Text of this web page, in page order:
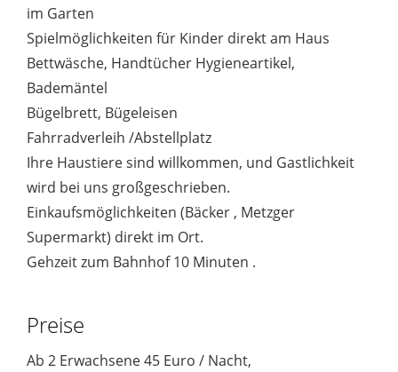
im Garten
Spielmöglichkeiten für Kinder direkt am Haus
Bettwäsche, Handtücher Hygieneartikel,
Bademäntel
Bügelbrett, Bügeleisen
Fahrradverleih /Abstellplatz
Ihre Haustiere sind willkommen, und Gastlichkeit
wird bei uns großgeschrieben.
Einkaufsmöglichkeiten (Bäcker , Metzger
Supermarkt) direkt im Ort.
Gehzeit zum Bahnhof 10 Minuten .
Preise
Ab 2 Erwachsene 45 Euro / Nacht,